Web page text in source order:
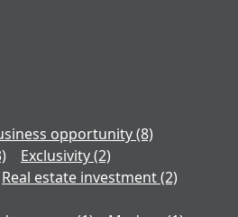
opportunity(8)
Exclusivity(2)
Real estate investment(2)